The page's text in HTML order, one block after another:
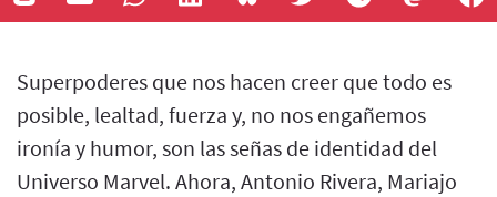
Superpoderes que nos hacen creer que todo es
posible, lealtad, fuerza y, no nos engañemos
ironía y humor, son las señas de identidad del
Universo Marvel. Ahora, Antonio Rivera, Mariajo